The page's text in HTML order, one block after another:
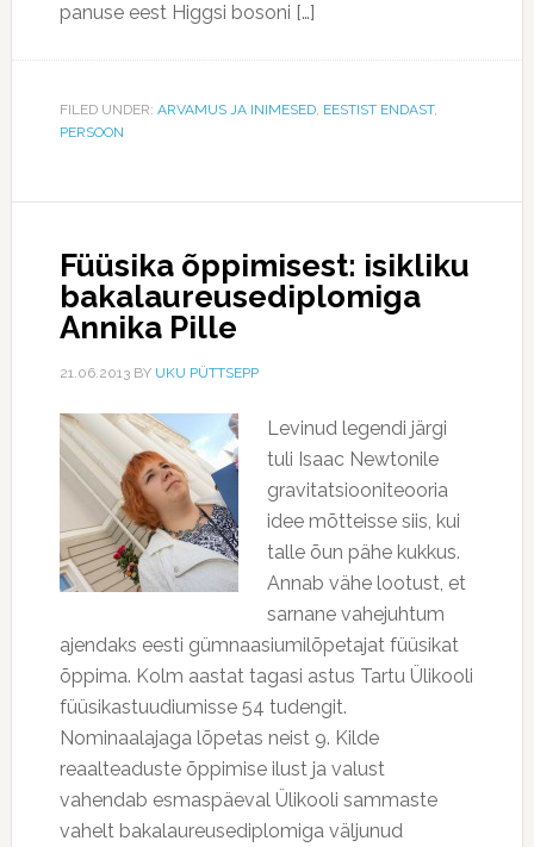
panuse eest Higgsi bosoni […]
FILED UNDER: ARVAMUS JA INIMESED, EESTIST ENDAST,
PERSOON
Füüsika õppimisest: isikliku
bakalaureusediplomiga
Annika Pille
21.06.2013BY UKU PÜTTSEPP
Levinud legendi järgi
tuli Isaac Newtonile
gravitatsiooniteooria
idee mõtteisse siis, kui
talle õun pähe kukkus.
Annab vähe lootust, et
sarnane vahejuhtum
ajendaks eesti gümnaasiumilõpetajat füüsikat
õppima. Kolm aastat tagasi astus Tartu Ülikooli
füüsikastuudiumisse 54 tudengit.
Nominaalajaga lõpetas neist 9. Kilde
reaalteaduste õppimise ilust ja valust
vahendab esmaspäeval Ülikooli sammaste
vahelt bakalaureusediplomiga väljunud